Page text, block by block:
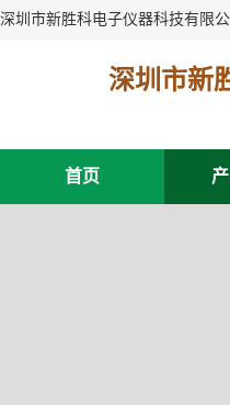
深圳市新
首页